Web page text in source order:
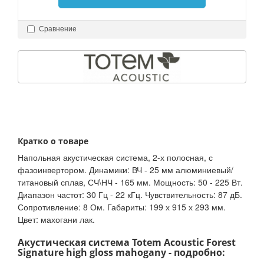
Сравнение
Кратко о товаре
Напольная акустическая система, 2-х полосная, с
фазоинвертором. Динамики: ВЧ - 25 мм алюминиевый/
титановый сплав, СЧ\НЧ - 165 мм. Мощность: 50 - 225 Вт.
Диапазон частот: 30 Гц - 22 кГц. Чувствительность: 87 дБ.
Сопротивление: 8 Ом. Габариты: 199 х 915 х 293 мм.
Цвет: махогани лак.
Акустическая система Totem Acoustic Forest
Signature high gloss mahogany - подробно: